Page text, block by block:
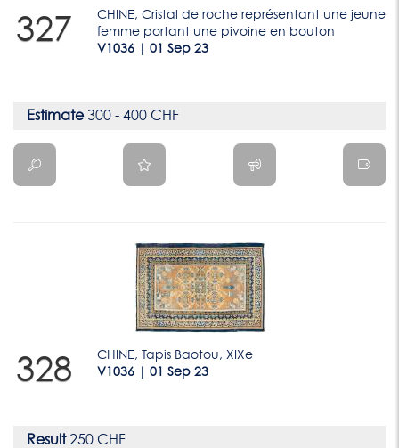
327
CHINE, Cristal de roche représentant une jeune
femme portant une pivoine en bouton
V1036 | 01 Sep 23
Estimate300 - 400 CHF
328
CHINE, Tapis Baotou, XIXe
V1036 | 01 Sep 23
Result250 CHF